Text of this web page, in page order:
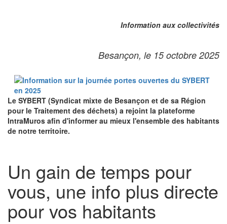
Information aux collectivités
Besançon, le 15 octobre 2025
Le SYBERT (Syndicat mixte de Besançon et de sa Région
pour le Traitement des déchets) a rejoint la plateforme
IntraMuros afin d'informer au mieux l'ensemble des habitants
de notre territoire.
Un gain de temps pour
vous, une info plus directe
pour vos habitants